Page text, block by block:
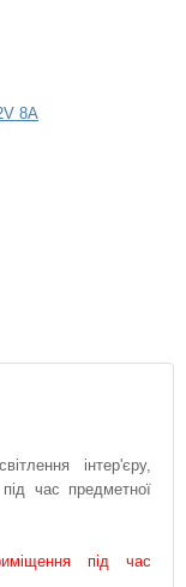
8A
інтер'єру,
час предметної
під час